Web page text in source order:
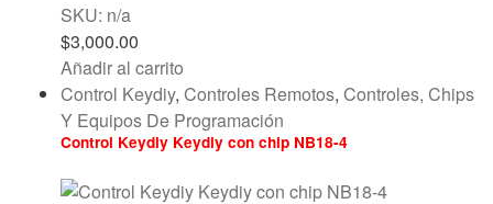
SKU: n/a
$3,000.00
Añadir al carrito
Control Keydiy, Controles Remotos, Controles, Chips
Y Equipos De Programación
Control Keydiy Keydiy con chip NB18-4